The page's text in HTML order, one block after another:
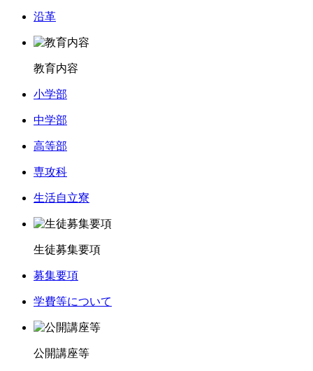
沿革
教育内容
小学部
中学部
高等部
専攻科
生活自立寮
生徒募集要項
募集要項
学費等について
公開講座等